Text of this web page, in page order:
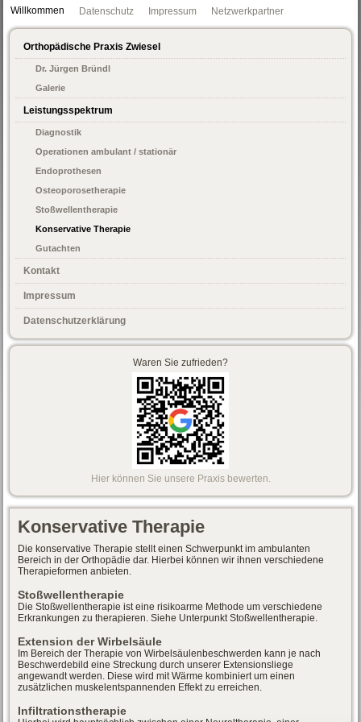
Willkommen Datenschutz Impressum Netzwerkpartner
Orthopädische Praxis Zwiesel
Dr. Jürgen Bründl
Galerie
Leistungsspektrum
Diagnostik
Operationen ambulant / stationär
Endoprothesen
Osteoporosetherapie
Stoßwellentherapie
Konservative Therapie
Gutachten
Kontakt
Impressum
Datenschutzerklärung
Waren Sie zufrieden?
Hier können Sie unsere Praxis bewerten.
Konservative Therapie
Die konservative Therapie stellt einen Schwerpunkt im ambulanten
Bereich in der Orthopädie dar. Hierbei können wir ihnen verschiedene
Therapieformen anbieten.
Stoßwellentherapie
Die Stoßwellentherapie ist eine risikoarme Methode um verschiedene
Erkrankungen zu therapieren. Siehe Unterpunkt Stoßwellentherapie.
Extension der Wirbelsäule
Im Bereich der Therapie von Wirbelsäulenbeschwerden kann je nach
Beschwerdebild eine Streckung durch unserer Extensionsliege
angewandt werden. Diese wird mit Wärme kombiniert um einen
zusätzlichen muskelentspannenden Effekt zu erreichen.
Infiltrationstherapie